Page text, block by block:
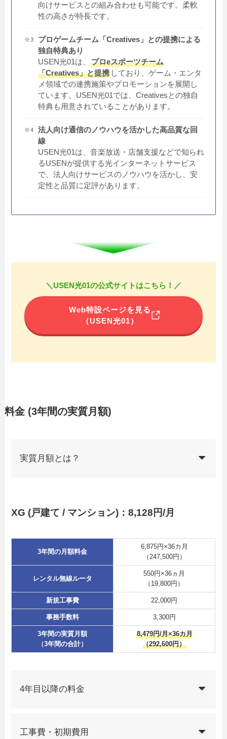
向けサービスとの組み合わせも可能です。柔軟
性の高さが特長です。
プロゲームチーム「Creatives」との提携による
独自特典あり
USEN光01は、プロeスポーツチーム
「Creatives」と提携 しており、ゲーム・エンタ
メ領域での連携施策やプロモーションを展開し
ています。USEN光01では、Creativesとの独自
特典も用意されていることがあります。
法人向け通信のノウハウを活かした高品質な回
線
USEN光01は、音楽放送・店舗支援などで知られ
るUSENが提供する光インターネットサービス
で、法人向けサービスのノウハウを活かし、安
定性と品質に定評があります。
＼USEN光01の公式サイトはこちら！／
Web特設ページを見る
（USEN光01）
料金 (3年間の実質月額)
実質月額とは？
XG (戸建て / マンション)：8,128円/月
3年間の月額料金
6,875円×36カ月
（247,500円）
レンタル無線ルータ
550円×36ヵ月
（19,800円）
新規工事費 22,000円
事務手数料 3,300円
3年間の実質月額
（3年間の合計）
8,479円/月×36カ月
（292,600円）
4年目以降の料金
工事費・初期費用